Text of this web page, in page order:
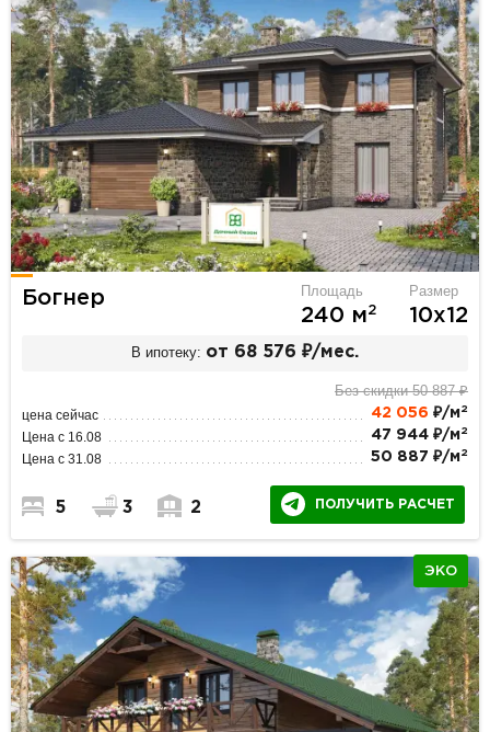
Богнер Площадь
240 м2
Размер
10х12
В ипотеку: от 68 576 ₽/мес.
Без скидки 50 887 ₽
цена сейчас 42 056 ₽/м 2
Цена с 16.08 47 944 ₽/м 2
Цена с 31.08 50 887 ₽/м 2
5 3 2 ПОЛУЧИТЬ РАСЧЕТ
ЭКО